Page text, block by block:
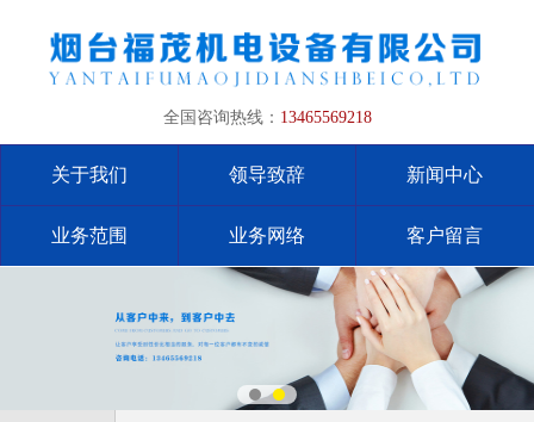
全国咨询热线： 13465569218
关于我们 领导致辞 新闻中心
业务范围 业务网络 客户留言